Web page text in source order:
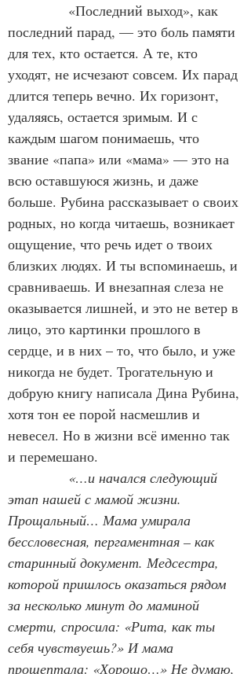
«Последний выход», как
последний парад, — это боль памяти
для тех, кто остается. А те, кто
уходят, не исчезают совсем. Их парад
длится теперь вечно. Их горизонт,
удаляясь, остается зримым. И с
каждым шагом понимаешь, что
звание «папа» или «мама» — это на
всю оставшуюся жизнь, и даже
больше. Рубина рассказывает о своих
родных, но когда читаешь, возникает
ощущение, что речь идет о твоих
близких людях. И ты вспоминаешь, и
сравниваешь. И внезапная слеза не
оказывается лишней, и это не ветер в
лицо, это картинки прошлого в
сердце, и в них – то, что было, и уже
никогда не будет. Трогательную и
добрую книгу написала Дина Рубина,
хотя тон ее порой насмешлив и
невесел. Но в жизни всё именно так
и перемешано.
«…и начался следующий
этап нашей с мамой жизни.
Прощальный… Мама умирала
бессловесная, пергаментная – как
старинный документ. Медсестра,
которой пришлось оказаться рядом
за несколько минут до маминой
смерти, спросила: «Рита, как ты
себя чувствуешь?» И мама
прошептала: «Хорошо…» Не думаю,